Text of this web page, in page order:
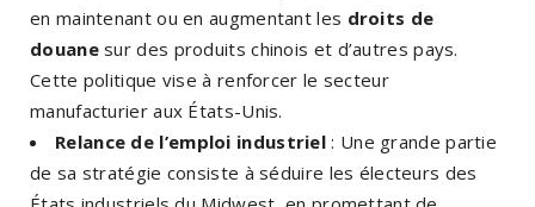
en maintenant ou en augmentant les droits de
douanesur des produits chinois et d’autres pays.
Cette politique vise à renforcer le secteur
manufacturier aux États-Unis.
Relance de l’emploi industriel : Une grande partie
de sa stratégie consiste à séduire les électeurs des